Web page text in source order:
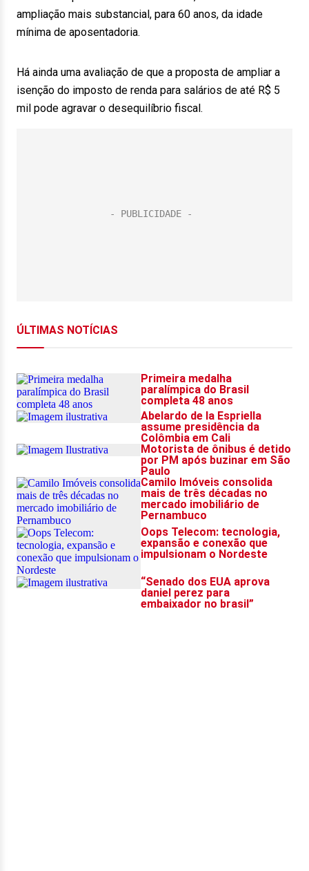
ampliação mais substancial, para 60 anos, da idade
mínima de aposentadoria.
Há ainda uma avaliação de que a proposta de ampliar a
isenção do imposto de renda para salários de até R$ 5
mil pode agravar o desequilíbrio fiscal.